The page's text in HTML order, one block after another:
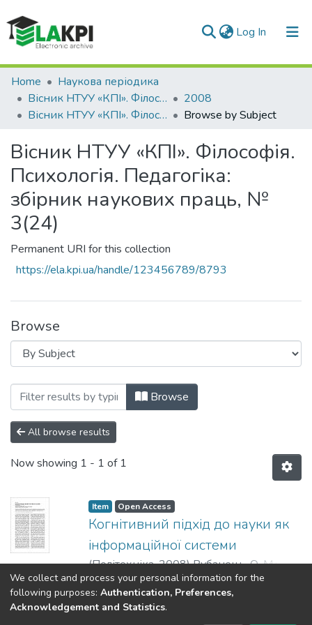
Log In (current)
Communities & Collections
All of DSpace
Home
Наукова періодика
Вісник НТУУ «КПІ». Філософія. Психологія. Педагогіка
2008
Вісник НТУУ «КПІ». Філософія. Психологія. Педагогіка: збірник наукових праць, № 3(24)
Browse by Subject
Вісник НТУУ «КПІ». Філософія.
Психологія. Педагогіка:
збірник наукових праць, №
3(24)
Permanent URI for this collection
https://ela.kpi.ua/handle/123456789/8793
Browse
Browsing Вісник НТУУ «КПІ».
Browse
All browse results
Now showing 1 - 1 of 1
Item Open Access
Когнітивний підхід до науки як
інформаційної системи
(Політехніка,2008)Рубанець, О. М.;
Rubanets, А.;Рубанець, А. М.
Show more
We collect and process your personal information for the
following purposes: Authentication, Preferences,
Acknowledgement and Statistics.